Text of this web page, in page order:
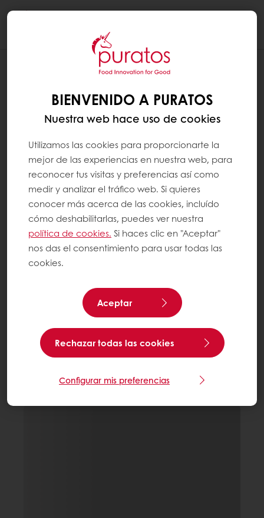
BIENVENIDO A PURATOS
Nuestra web hace uso de cookies
Utilizamos las cookies para proporcionarte la
mejor de las experiencias en nuestra web, para
reconocer tus visitas y preferencias así como
medir y analizar el tráfico web. Si quieres
conocer más acerca de las cookies, incluído
cómo deshabilitarlas, puedes ver nuestra
política de cookies. Si haces clic en "Aceptar"
nos das el consentimiento para usar todas las
cookies.
Aceptar
Rechazar todas las cookies
Configurar mis preferencias